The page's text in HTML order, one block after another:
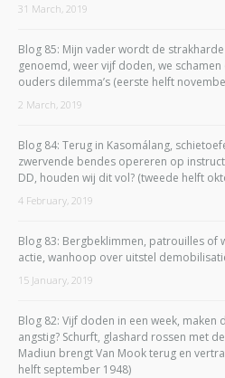
31 March, 2019
Blog 85: Mijn vader wordt de
genoemd, weer vijf doden, we
ouders dilemma’s (eerste helft
2 March, 2019
Blog 84: Terug in Kasomálang,
zwervende bendes opereren op
DD, houden wij dit vol? (tweede helft
4 February, 2019
Blog 83: Bergbeklimmen, patrouilles of
actie, wanhoop over uitstel
15 January, 2019
Blog 82: Vijf doden in een week,
angstig? Schurft, glashard rossen met
Madiun brengt Van Mook terug en
helft september 1948)